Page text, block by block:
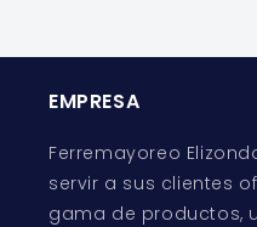
EMPRESA
Ferremayoreo
servir a sus clientes
gama de productos,